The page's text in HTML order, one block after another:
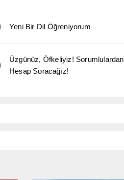
Yeni Bir Dil Öğreniyorum
Üzgünüz, Öfkeliyiz! Sorumlulardan
Hesap Soracağız!